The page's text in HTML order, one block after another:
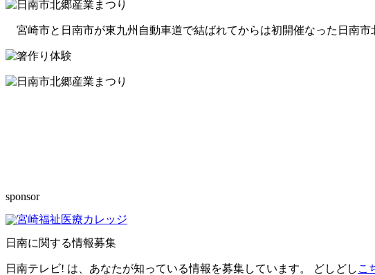
宮崎市と日南市が東九州自動車道で結ばれてからは初開催なった日南
sponsor
日南に関する情報募集
日南テレビ! は、あなたが知っている情報を募集しています。 どしどし こ